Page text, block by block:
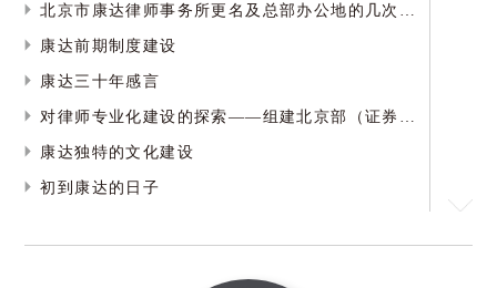
北京市康达律师事务所更名及总部办公地的几次变迁
康达前期制度建设
康达三十年感言
对律师专业化建设的探索——组建北京部（证券部）
康达独特的文化建设
初到康达的日子